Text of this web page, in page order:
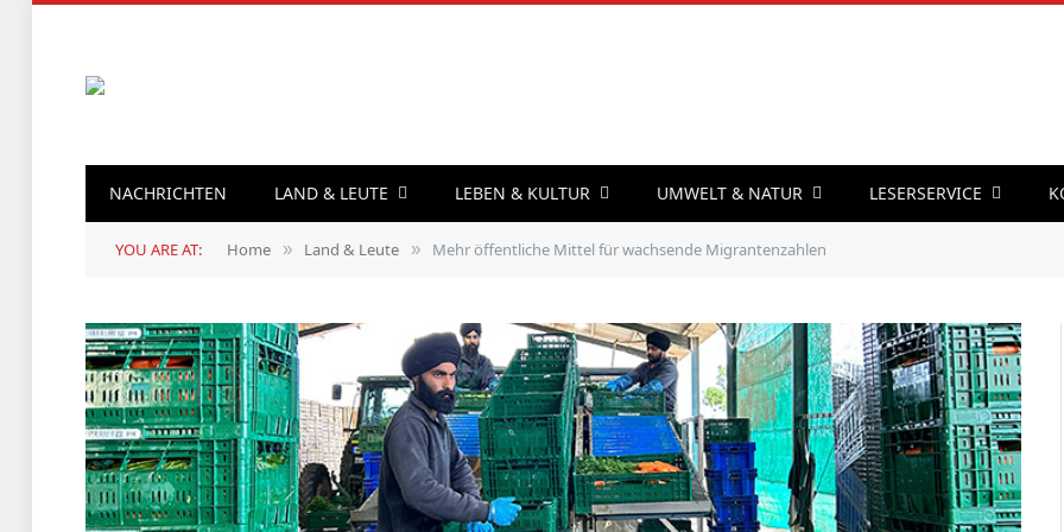
NACHRICHTEN LAND & LEUTE LEBEN & KULTUR UMWELT & NATUR LESERSERVICE
YOU ARE AT: Home » Land & Leute » Mehr öffentliche Mittel für wachsende Migrantenzahlen